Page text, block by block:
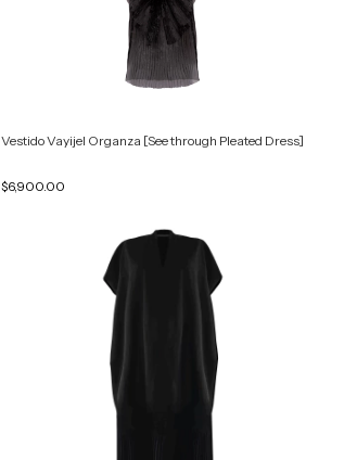
Vestido Vayijel Organza [See through Pleated Dress]
$6,900.00